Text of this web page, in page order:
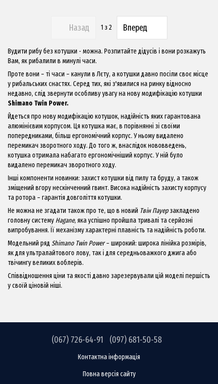
Назад 1 з 2 Вперед
Вудити рибу без котушки - можна. Розпитайте дідусів і вони розкажуть
Вам, як рибалили в минулі часи.
Проте вони – ті часи – канули в Лєту, а котушки давно посіли своє місце
у рибальських снастях. Серед тих, які з'явилися на ринку відносно
недавно, слід звернути особливу увагу на нову модифікацію котушки
Shimano Twin Power.
Йдеться про нову модифікацію котушок, надійність яких гарантована
алюмінієвим корпусом. Ця котушка має, в порівнянні зі своїми
попередниками, більш ергономічний корпус. У ньому видалено
перемикач зворотного ходу. До того ж, внаслідок нововведень,
котушка отримала набагато ергономічніший корпус. У ній було
видалено перемикач зворотного ходу.
Інші компоненти новинки: захист котушки від пилу та бруду, а також
зміщений вгору нескінченний гвинт. Висока надійність захисту корпусу
та ротора – гарантія довголіття котушки.
Не можна не згадати також про те, що в новий Твін Пауерзакладено
головну систему Hagane, яка успішно пройшла тривалі та серйозні
випробування. Її механізму характерні плавність та надійність роботи.
Модельний ряд Shimano Twin Power– широкий: широка лінійка розмірів,
як для ультралайтового лову, так і для середньоважкого джига або
твічингу великих воблерів.
Співвідношення ціни та якості давно зарезервували цій моделі першість
у своїй ціновій ніші.
(067) 726-64-91 (097) 681-50-58
Контактна інформація
Повна версія сайту